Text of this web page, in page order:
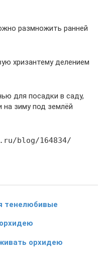
размножить ранней
хризантему делением
для посадки в саду,
зиму под землёй
blog/164834/
тенелюбивые
орхидею